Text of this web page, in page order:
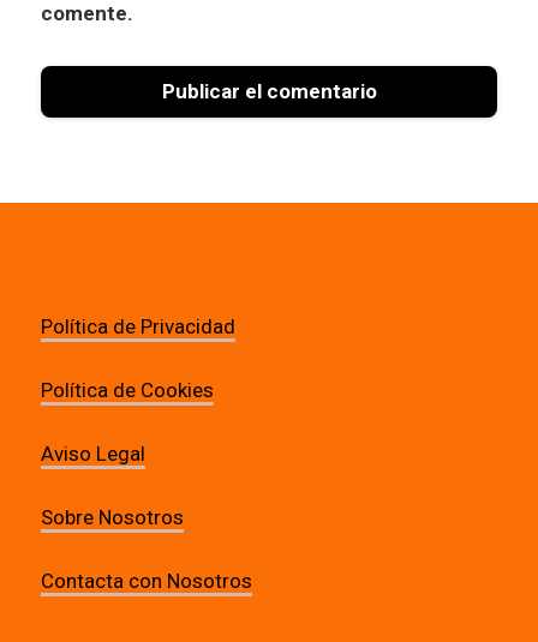
comente.
Política de Privacidad
Política de Cookies
Aviso Legal
Sobre Nosotros
Contacta con Nosotros